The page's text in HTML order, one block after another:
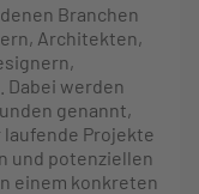
Branchen
Architekten,
Dabei werden
genannt,
Projekte
und potenziellen
einem konkreten